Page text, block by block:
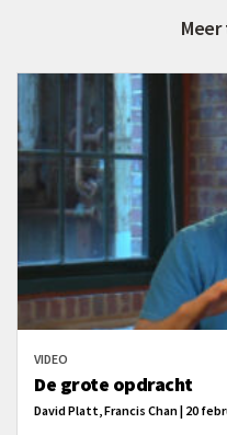
VIDEO
De grote opdracht
David Platt, Francis Chan | 20